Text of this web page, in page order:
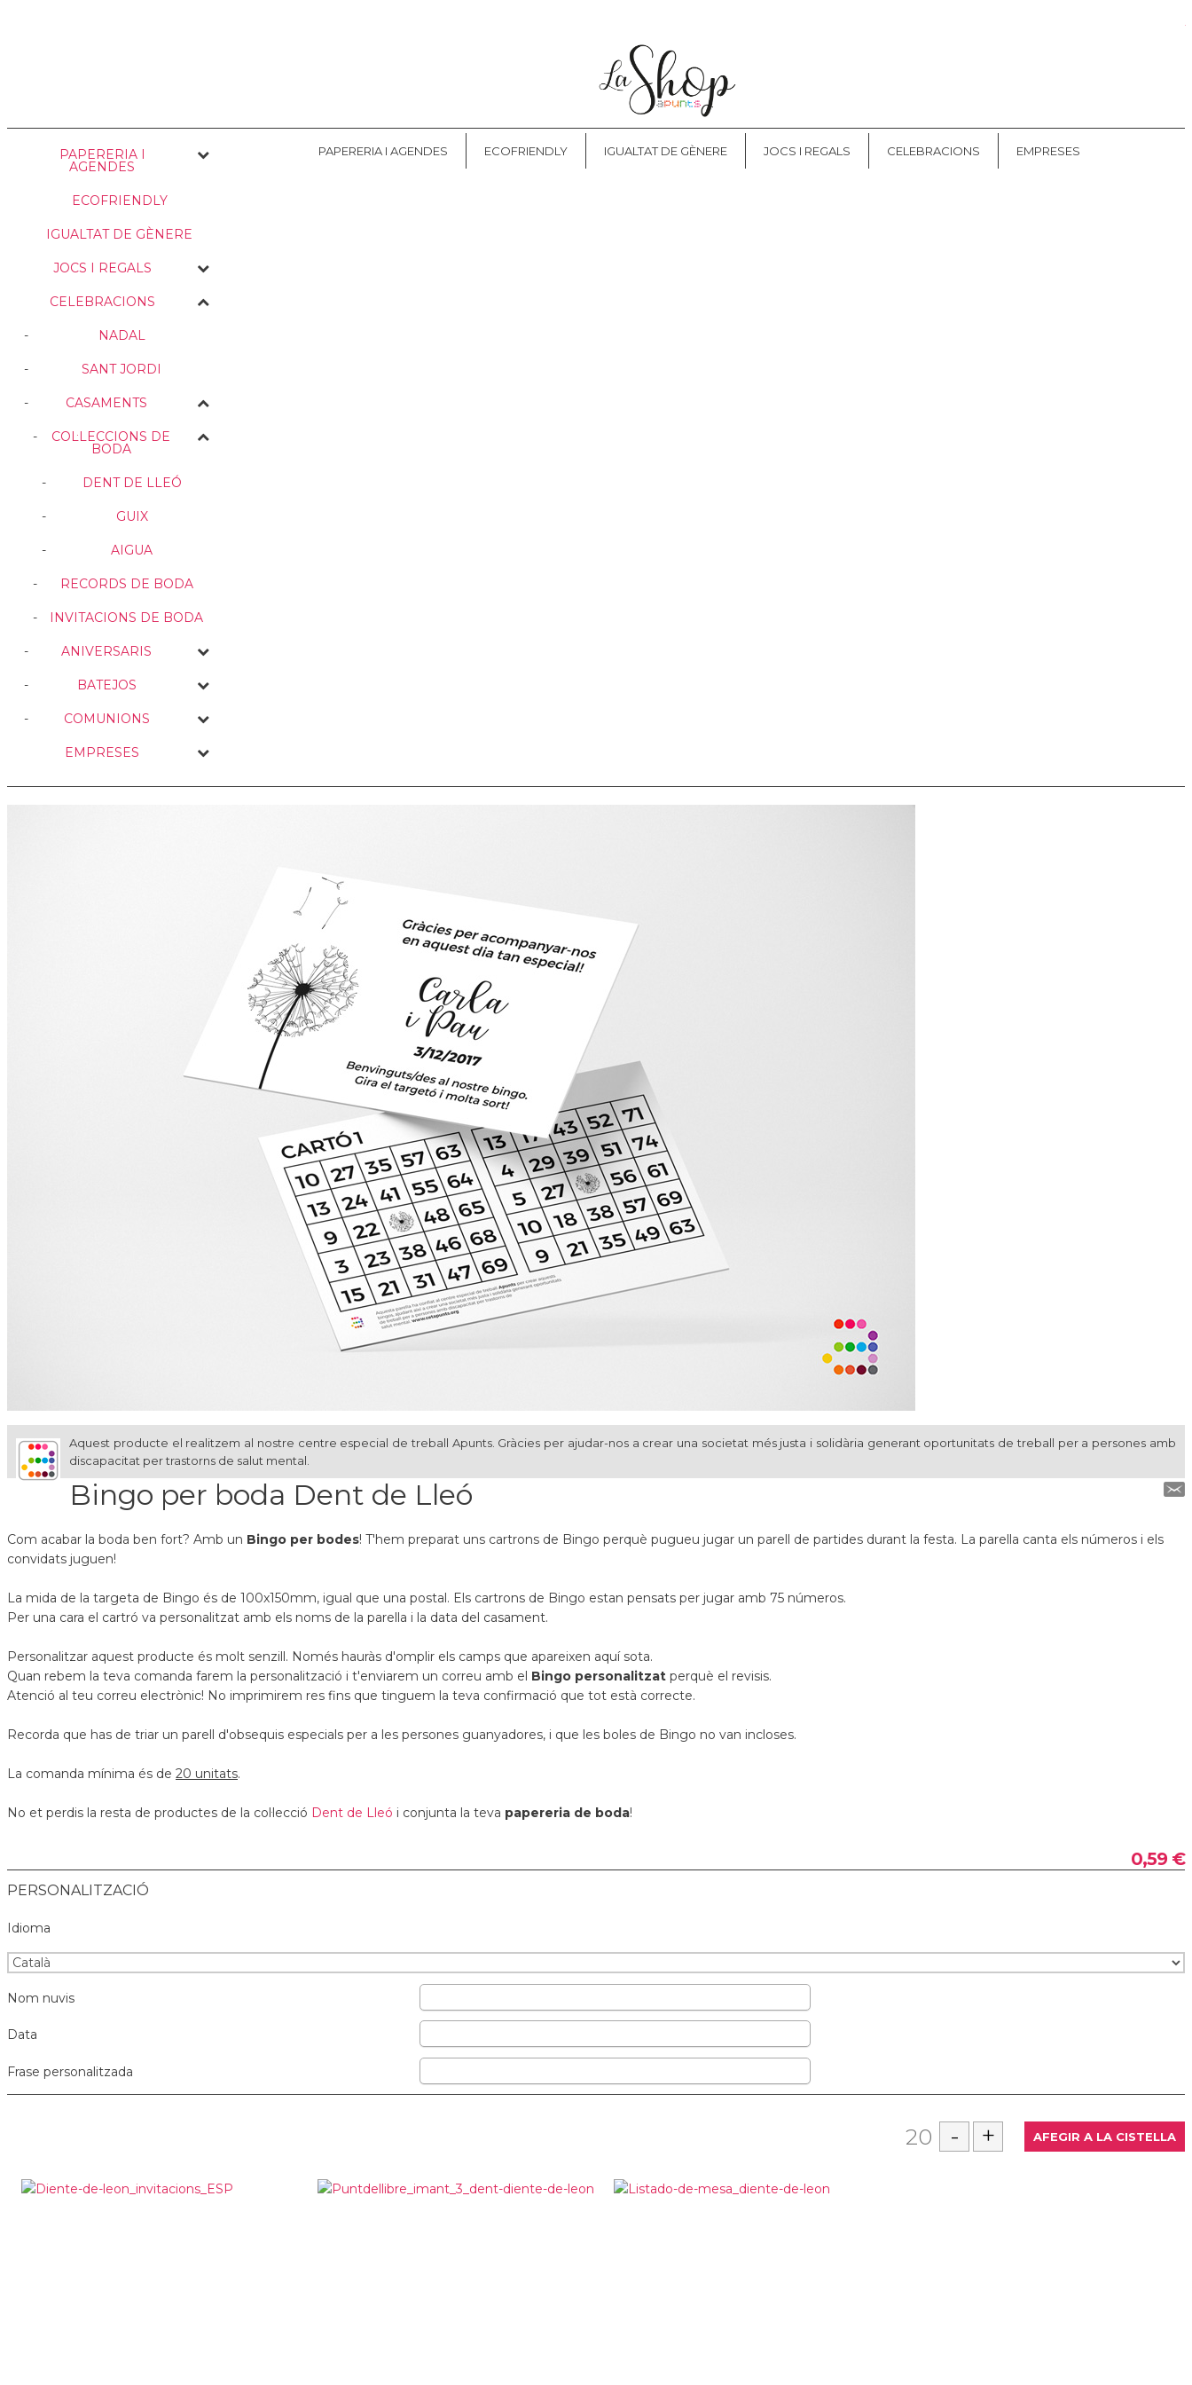
PAPERERIA I AGENDES ECOFRIENDLY IGUALTAT DE GÈNERE JOCS I REGALS CELEBRACIONS EMPRESES
PAPERERIA I
AGENDES
ECOFRIENDLY
IGUALTAT DE GÈNERE
JOCS I REGALS
CELEBRACIONS
NADAL
SANT JORDI
CASAMENTS
COL·LECCIONS DE
BODA
DENT DE LLEÓ
GUIX
AIGUA
RECORDS DE BODA
INVITACIONS DE BODA
ANIVERSARIS
BATEJOS
COMUNIONS
EMPRESES
Aquest producte el realitzem al nostre centre especial de treball Apunts. Gràcies per ajudar-nos a crear una societat més justa i solidària generant oportunitats de treball per a persones amb
discapacitat per trastorns de salut mental.
Bingo per boda Dent de Lleó
Com acabar la boda ben fort? Amb un Bingo per bodes! T'hem preparat uns cartrons de Bingo perquè pugueu jugar un parell de partides durant la festa. La parella canta els números i els
convidats juguen!
La mida de la targeta de Bingo és de 100x150mm, igual que una postal. Els cartrons de Bingo estan pensats per jugar amb 75 números.
Per una cara el cartró va personalitzat amb els noms de la parella i la data del casament.
Personalitzar aquest producte és molt senzill. Només hauràs d'omplir els camps que apareixen aquí sota.
Quan rebem la teva comanda farem la personalització i t'enviarem un correu amb el Bingo personalitzat perquè el revisis.
Atenció al teu correu electrònic! No imprimirem res fins que tinguem la teva confirmació que tot està correcte.
Recorda que has de triar un parell d'obsequis especials per a les persones guanyadores, i que les boles de Bingo no van incloses.
La comanda mínima és de 20 unitats.
No et perdis la resta de productes de la col·lecció Dent de Lleó i conjunta la teva papereria de boda!
0,59 €
PERSONALITZACIÓ
Idioma
Nom nuvis
Data
Frase personalitzada